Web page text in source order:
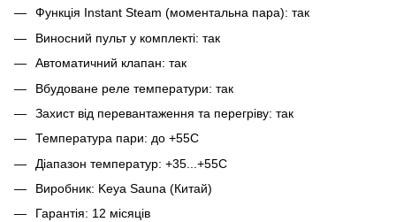
Функція Instant Steam (моментальна пара): так
Виносний пульт у комплекті: так
Автоматичний клапан: так
Вбудоване реле температури: так
Захист від перевантаження та перегріву: так
Температура пари: до +55С
Діапазон температур: +35...+55С
Виробник: Keya Sauna (Китай)
Гарантія: 12 місяців